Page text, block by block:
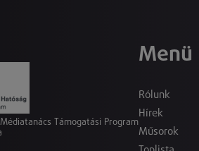
Támogatási Program
Menü
Rólunk
Hírek
Műsorok